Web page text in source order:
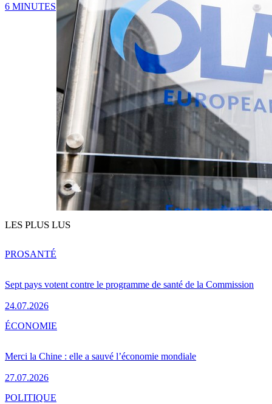
6 MINUTES
LES PLUS LUS
Sept pays votent contre le programme de santé de la Commission
24.07.2026
PROSANTÉ
Merci la Chine : elle a sauvé l’économie mondiale
27.07.2026
ÉCONOMIE
POLITIQUE